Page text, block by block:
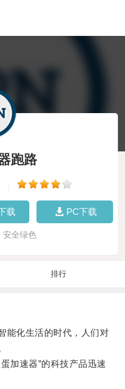
跑路
载 PC下载
安全绿色
排行
化生活的时代，人们对
速器”的科技产品迅速